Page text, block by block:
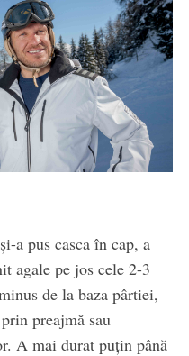
a pus casca în cap, a
agale pe jos cele 2-3
de la baza pârtiei,
preajmă sau
A mai durat puţin până